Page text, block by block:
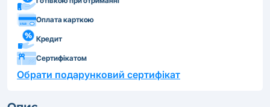
Оплата карткою
Кредит
Сертифікатом
Обрати подарунковий сертифікат